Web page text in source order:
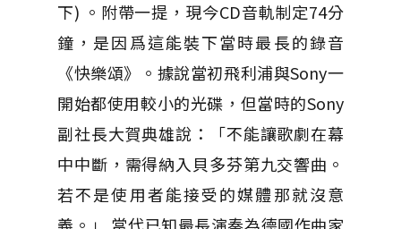
下) 。附帶一提，現今CD音軌制定74分
鐘，是因爲這能裝下當時最長的錄音
《快樂頌》。據說當初飛利浦與Sony一
開始都使用較小的光碟，但當時的Sony
副社長大賀典雄說：「不能讓歌劇在幕
中中斷，需得納入貝多芬第九交響曲。
若不是使用者能接受的媒體那就沒意